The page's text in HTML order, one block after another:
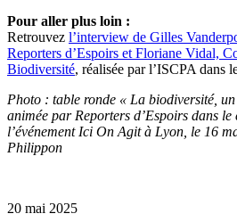
Pour aller plus loin :
Retrouvez l’interview de Gilles
Reporters d’Espoirs et Floriane Vidal,
Biodiversité, réalisée par l’ISCPA dans
Photo : table ronde « La biodiversité,
animée par Reporters d’Espoirs dans le
l’événement Ici On Agit à Lyon, le 16
Philippon
20 mai 2025